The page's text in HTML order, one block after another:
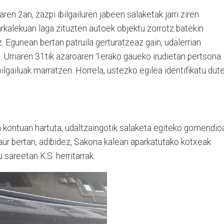
2an, zazpi ibilgailuren jabeen salaketak jarri ziren
laga zituzten autoek objektu zorrotz batekin
bertan patruila gerturatzeaz gain, udalerrian
31tik azaroaren 1erako gaueko irudietan pertsona
marratzen. Horrela, ustezko egilea identifikatu
hartuta, udaltzaingotik salaketa egiteko
bertan, adibidez, Sakona kalean aparkatutako kotxeak
K.S. herritarrak.